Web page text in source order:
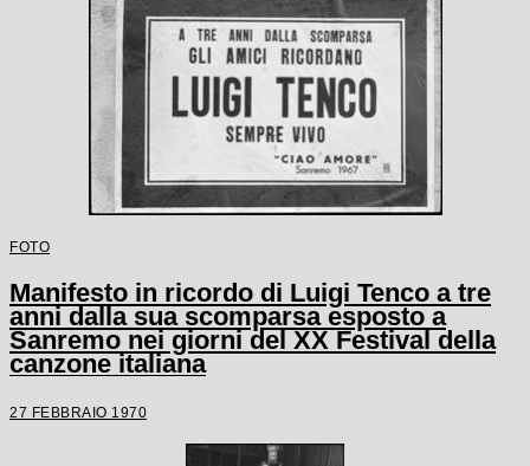
FOTO
Manifesto in ricordo di Luigi Tenco a tre
anni dalla sua scomparsa esposto a
Sanremo nei giorni del XX Festival della
canzone italiana
27 FEBBRAIO 1970